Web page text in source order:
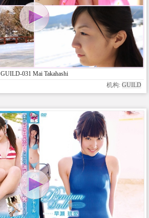
GUILD-031 Mai Takahashi
机构: GUILD